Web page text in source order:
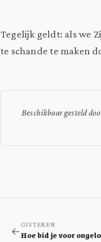
Tegelijk geldt: als we
te schande te maken
Beschikbaar gesteld
GISTEREN
Hoe bid je voor